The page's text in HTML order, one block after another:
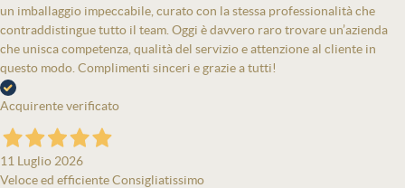
un imballaggio impeccabile, curato con la stessa professionalità che
contraddistingue tutto il team. Oggi è davvero raro trovare un’azienda
che unisca competenza, qualità del servizio e attenzione al cliente in
questo modo. Complimenti sinceri e grazie a tutti!
Acquirente verificato
11 Luglio 2026
Veloce ed efficiente Consigliatissimo